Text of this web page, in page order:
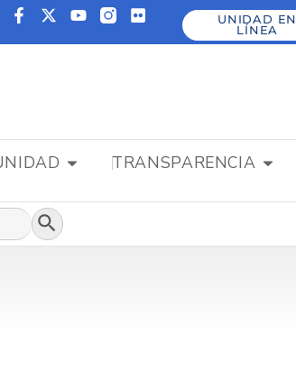
UNIDAD EN
LÍNEA
TRANSPARENCIA
Botón de búsqueda